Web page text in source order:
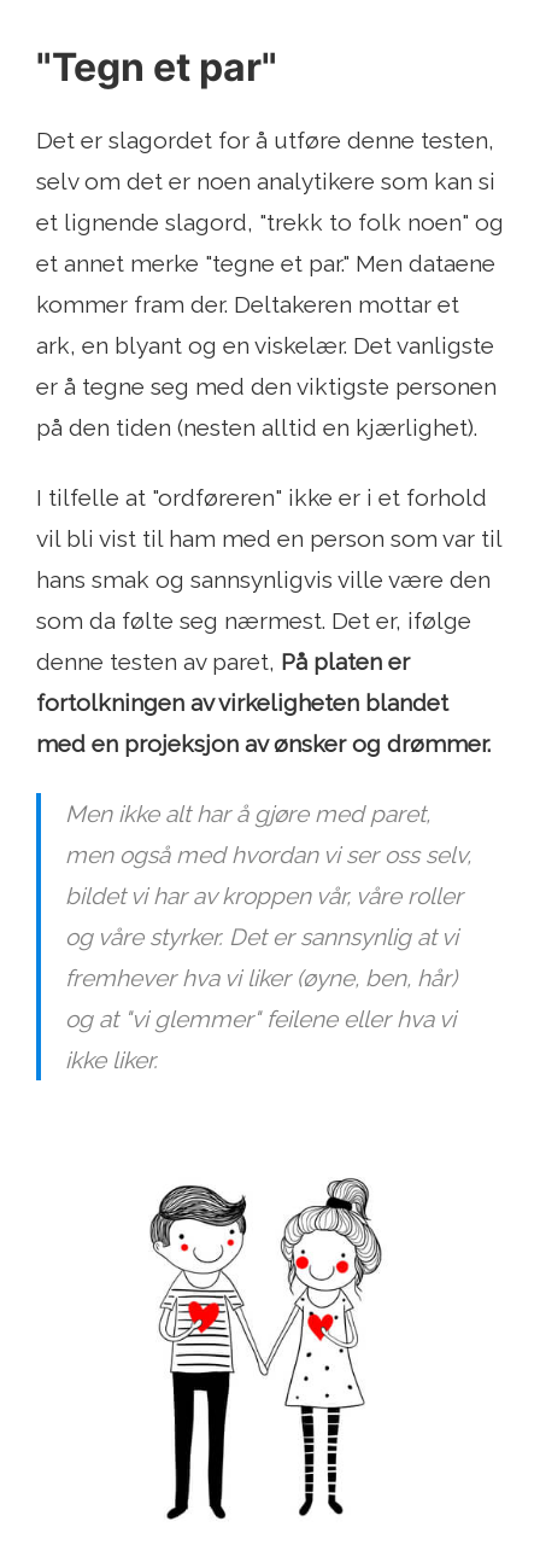
"Tegn et par"
Det er slagordet for å utføre denne testen,
selv om det er noen analytikere som kan si
et lignende slagord, "trekk to folk noen" og
et annet merke "tegne et par." Men dataene
kommer fram der. Deltakeren mottar et
ark, en blyant og en viskelær. Det vanligste
er å tegne seg med den viktigste personen
på den tiden (nesten alltid en kjærlighet).
I tilfelle at "ordføreren" ikke er i et forhold
vil bli vist til ham med en person som var til
hans smak og sannsynligvis ville være den
som da følte seg nærmest. Det er, ifølge
denne testen av paret, På platen er
fortolkningen av virkeligheten blandet
med en projeksjon av ønsker og drømmer.
Men ikke alt har å gjøre med paret,
men også med hvordan vi ser oss selv,
bildet vi har av kroppen vår, våre roller
og våre styrker. Det er sannsynlig at vi
fremhever hva vi liker (øyne, ben, hår)
og at "vi glemmer" feilene eller hva vi
ikke liker.